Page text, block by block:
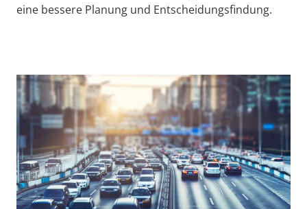
eine bessere Planung und Entscheidungsfindung.